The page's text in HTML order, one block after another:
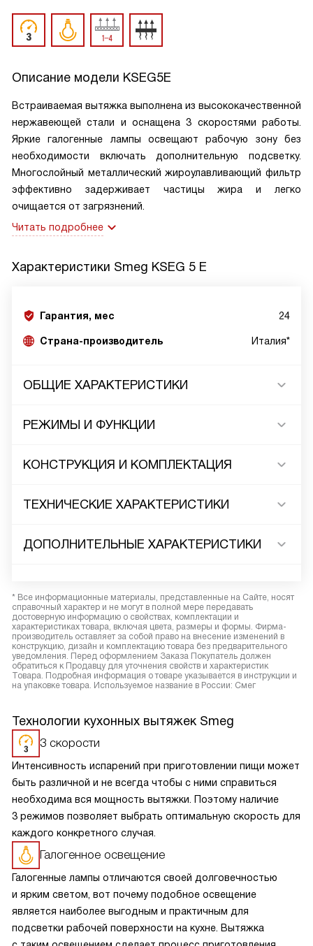
Описание модели KSEG5E
Встраиваемая вытяжка выполнена из высококачественной
нержавеющей стали и оснащена 3 скоростями работы.
Яркие галогенные лампы освещают рабочую зону без
необходимости включать дополнительную подсветку.
Многослойный металлический жироулавливающий фильтр
эффективно задерживает частицы жира и легко
очищается от загрязнений.
Читать подробнее
Характеристики Smeg KSEG 5 E
Гарантия, мес 24
Страна-производитель Италия*
ОБЩИЕ ХАРАКТЕРИСТИКИ
РЕЖИМЫ И ФУНКЦИИ
КОНСТРУКЦИЯ И КОМПЛЕКТАЦИЯ
ТЕХНИЧЕСКИЕ ХАРАКТЕРИСТИКИ
ДОПОЛНИТЕЛЬНЫЕ ХАРАКТЕРИСТИКИ
* Все информационные материалы, представленные на Сайте, носят
справочный характер и не могут в полной мере передавать
достоверную информацию о свойствах, комплектации и
характеристиках товара, включая цвета, размеры и формы. Фирма-
производитель оставляет за собой право на внесение изменений в
конструкцию, дизайн и комплектацию товара без предварительного
уведомления. Перед оформлением Заказа Покупатель должен
обратиться к Продавцу для уточнения свойств и характеристик
Товара. Подробная информация о товаре указывается в инструкции и
на упаковке товара. Используемое название в России: Смег
Технологии кухонных вытяжек Smeg
3 скорости
Интенсивность испарений при приготовлении пищи может
быть различной и не всегда чтобы с ними справиться
необходима вся мощность вытяжки. Поэтому наличие
3 режимов позволяет выбрать оптимальную скорость для
каждого конкретного случая.
Галогенное освещение
Галогенные лампы отличаются своей долговечностью
и ярким светом, вот почему подобное освещение
является наиболее выгодным и практичным для
подсветки рабочей поверхности на кухне. Вытяжка